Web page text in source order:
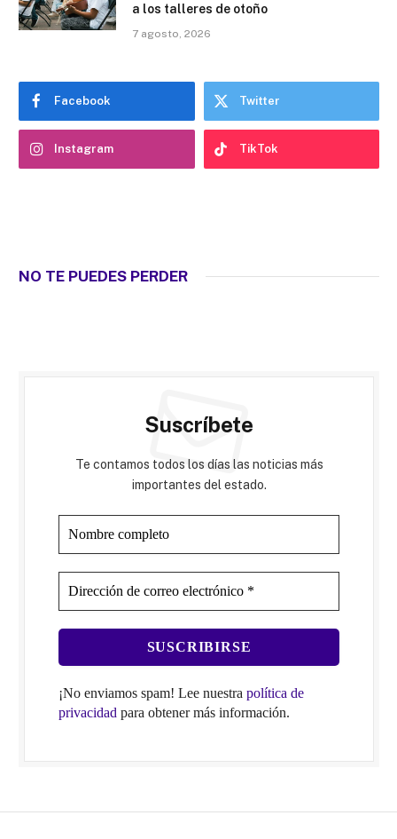
a los talleres de otoño
7 agosto, 2026
Facebook Twitter
Instagram TikTok
NO TE PUEDES PERDER
Suscríbete
Te contamos todos los días las noticias más
importantes del estado.
¡No enviamos spam! Lee nuestra política de
privacidad para obtener más información.